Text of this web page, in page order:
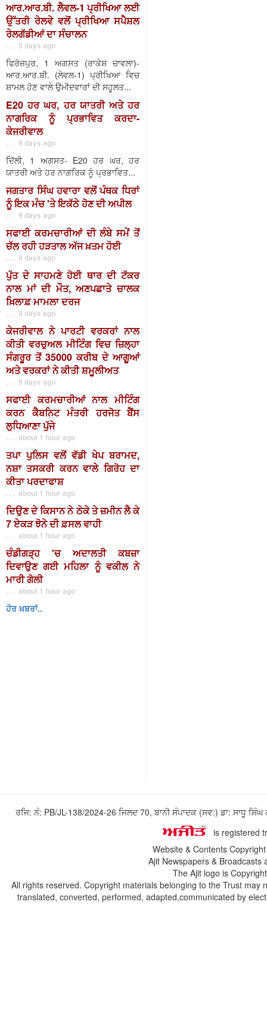
ਆਰ.ਆਰ.ਬੀ. ਲੈਵਲ-1 ਪ੍ਰੀਖਿਆ ਲਈ
ਉੱਤਰੀ ਰੇਲਵੇ ਵਲੋਂ ਪ੍ਰੀਖਿਆ ਸਪੈਸ਼ਲ
ਰੇਲਗੱਡੀਆਂ ਦਾ ਸੰਚਾਲਨ
. . . 9 days ago
ਫਿਰੋਜ਼ਪੁਰ, 1 ਅਗਸਤ (ਰਾਕੇਸ਼ ਚਾਵਲਾ)-
ਆਰ.ਆਰ.ਬੀ. (ਲੇਵਲ-1) ਪ੍ਰੀਖਿਆ ਵਿਚ
ਸ਼ਾਮਲ ਹੋਣ ਵਾਲੇ ਉਮੀਦਵਾਰਾਂ ਦੀ ਸਹੂਲਤ...
E20 ਹਰ ਘਰ, ਹਰ ਯਾਤਰੀ ਅਤੇ ਹਰ
ਨਾਗਰਿਕ ਨੂੰ ਪ੍ਰਭਾਵਿਤ ਕਰਦਾ-
ਕੇਜਰੀਵਾਲ
. . . 9 days ago
ਦਿੱਲੀ, 1 ਅਗਸਤ- E20 ਹਰ ਘਰ, ਹਰ
ਯਾਤਰੀ ਅਤੇ ਹਰ ਨਾਗਰਿਕ ਨੂੰ ਪ੍ਰਭਾਵਿਤ...
ਜਗਤਾਰ ਸਿੰਘ ਹਵਾਰਾ ਵਲੋਂ ਪੰਥਕ ਧਿਰਾਂ
ਨੂੰ ਇਕ ਮੰਚ 'ਤੇ ਇਕੱਠੇ ਹੋਣ ਦੀ ਅਪੀਲ
. . . 9 days ago
ਸਫਾਈ ਕਰਮਚਾਰੀਆਂ ਦੀ ਲੰਬੇ ਸਮੇਂ ਤੋਂ
ਚੱਲ ਰਹੀ ਹੜਤਾਲ ਅੱਜ ਖ਼ਤਮ ਹੋਈ
. . . 9 days ago
ਪੁੱਤ ਦੇ ਸਾਹਮਣੇ ਹੋਈ ਥਾਰ ਦੀ ਟੱਕਰ
ਨਾਲ ਮਾਂ ਦੀ ਮੌਤ, ਅਣਪਛਾਤੇ ਚਾਲਕ
ਖ਼ਿਲਾਫ਼ ਮਾਮਲਾ ਦਰਜ
. . . 9 days ago
ਕੇਜਰੀਵਾਲ ਨੇ ਪਾਰਟੀ ਵਰਕਰਾਂ ਨਾਲ
ਕੀਤੀ ਵਰਚੁਅਲ ਮੀਟਿੰਗ ਵਿਚ ਜ਼ਿਲ੍ਹਾ
ਸੰਗਰੂਰ ਤੋਂ 35000 ਕਰੀਬ ਦੇ ਆਗੂਆਂ
ਅਤੇ ਵਰਕਰਾਂ ਨੇ ਕੀਤੀ ਸ਼ਮੂਲੀਅਤ
. . . 9 days ago
ਸਫਾਈ ਕਰਮਚਾਰੀਆਂ ਨਾਲ ਮੀਟਿੰਗ
ਕਰਨ ਕੈਬਨਿਟ ਮੰਤਰੀ ਹਰਜੋਤ ਬੈਂਸ
ਲੁਧਿਆਣਾ ਪੁੱਜੇ
. . . about 1 hour ago
ਤਪਾ ਪੁਲਿਸ ਵਲੋਂ ਵੱਡੀ ਖੇਪ ਬਰਾਮਦ,
ਨਸ਼ਾ ਤਸਕਰੀ ਕਰਨ ਵਾਲੇ ਗਿਰੋਹ ਦਾ
ਕੀਤਾ ਪਰਦਾਫਾਸ਼
. . . about 1 hour ago
ਦਿਉਣ ਦੇ ਕਿਸਾਨ ਨੇ ਠੇਕੇ ਤੇ ਜ਼ਮੀਨ ਲੈ ਕੇ
7 ਏਕੜ ਝੋਨੇ ਦੀ ਫ਼ਸਲ ਵਾਹੀ
. . . about 1 hour ago
ਚੰਡੀਗੜ੍ਹ 'ਚ ਅਦਾਲਤੀ ਕਬਜ਼ਾ
ਦਿਵਾਉਣ ਗਈ ਮਹਿਲਾ ਨੂੰ ਵਕੀਲ ਨੇ
ਮਾਰੀ ਗੋਲੀ
. . . about 1 hour ago
ਹੋਰ ਖ਼ਬਰਾਂ..
ਰਜਿ: ਨੰ: PB/JL-138/2024-26 ਜਿਲਦ 70, ਬਾਨੀ ਸੰਪਾਦਕ (ਸਵ:) ਡਾ: ਸਾਧੂ
is registered
Website & Contents
Ajit Newspapers &
The Ajit logo is
All rights reserved. Copyright materials belonging to the Trust
translated, converted, performed, adapted,communicated by